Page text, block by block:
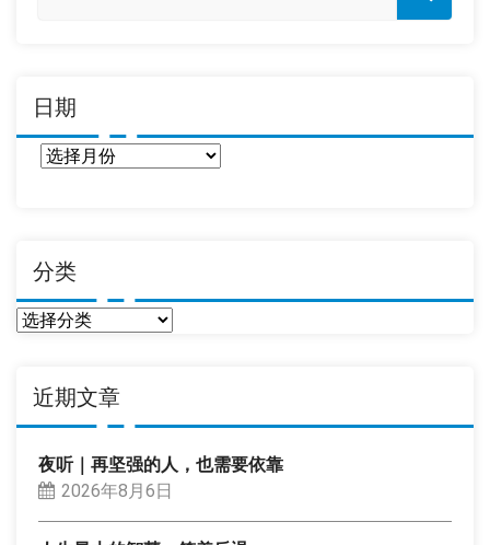
日期
分类
分
近期文章
夜听｜再坚强的人，也需要依靠
2026年8月6日